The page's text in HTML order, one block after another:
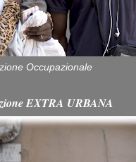
Occupazionale
EXTRA URBANA